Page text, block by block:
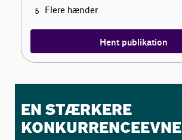
Flere hænder
Hent publikation
EN STÆRKERE
KONKURRENCEEVNE